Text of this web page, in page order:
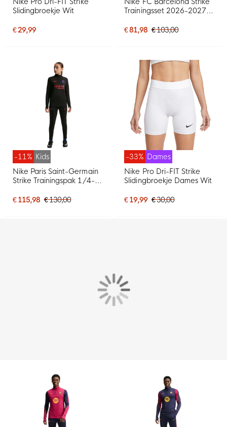
Slidingbroekje Wit
€ 29,99
Trainingsset 2026-2027
€ 81,98 € 103,00
-11% Kids
Nike Paris Saint-Germain
Strike Trainingspak 1/4-
Zwart Felrood
€ 115,98 € 130,00
-33% Dames
Nike Pro Dri-FIT Strike
Slidingbroekje Dames Wit
€ 19,99 € 30,00